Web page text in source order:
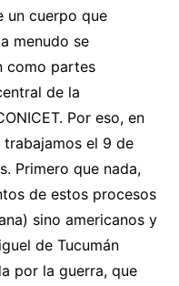
un cuerpo que
menudo se
como partes
de la
Por eso, en
el 9 de
Primero que nada,
de estos procesos
sino americanos y
de Tucumán
por la guerra, que